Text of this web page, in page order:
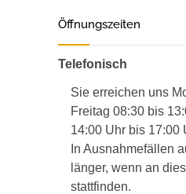
Öffnungszeiten
Telefonisch
Sie erreichen uns
Freitag 08:30 bis
14:00 Uhr bis 17:00
In Ausnahmefällen
länger, wenn an
stattfinden.